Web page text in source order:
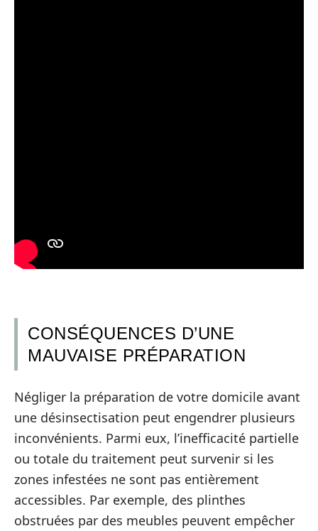
CONSÉQUENCES D’UNE
MAUVAISE PRÉPARATION
Négliger la préparation de votre domicile avant
une désinsectisation peut engendrer plusieurs
inconvénients. Parmi eux, l’inefficacité partielle
ou totale du traitement peut survenir si les
zones infestées ne sont pas entièrement
accessibles. Par exemple, des plinthes
obstruées par des meubles peuvent empêcher